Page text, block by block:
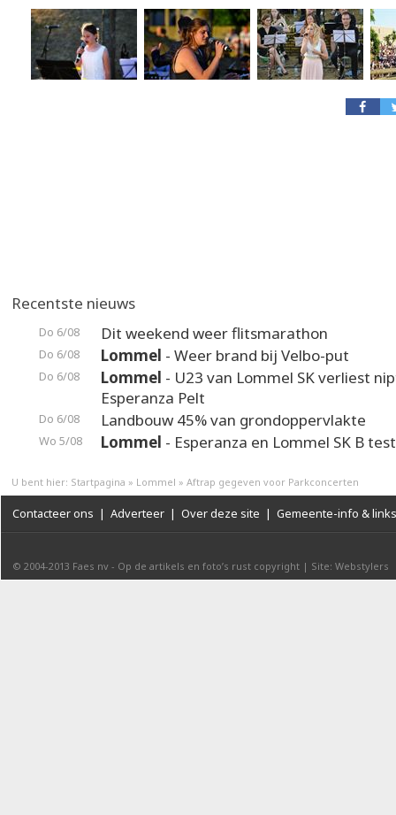
Recentste nieuws
Do 6/08 Dit weekend weer flitsmarathon
Do 6/08 Lommel - Weer brand bij Velbo-put
Do 6/08 Lommel - U23 van Lommel SK verliest
Esperanza Pelt
Do 6/08 Landbouw 45% van grondoppervlakte
Wo 5/08 Lommel - Esperanza en Lommel SK B
U bent hier: Startpagina » Lommel » Aftrap gegeven voor Parkconcerten
Contacteer ons | Adverteer | Over deze site | Gemeente-info & links
© 2004-2013 Faes nv - Op de artikels en foto’s rust copyright | Site: Webstylers